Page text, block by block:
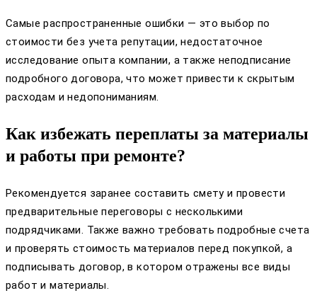
Самые распространенные ошибки — это выбор по
стоимости без учета репутации, недостаточное
исследование опыта компании, а также неподписание
подробного договора, что может привести к скрытым
расходам и недопониманиям.
Как избежать переплаты за материалы
и работы при ремонте?
Рекомендуется заранее составить смету и провести
предварительные переговоры с несколькими
подрядчиками. Также важно требовать подробные счета
и проверять стоимость материалов перед покупкой, а
подписывать договор, в котором отражены все виды
работ и материалы.